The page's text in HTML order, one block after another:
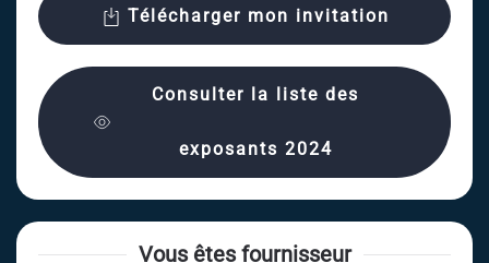
Télécharger mon invitation
Consulter la liste des
exposants 2024
Vous êtes fournisseur